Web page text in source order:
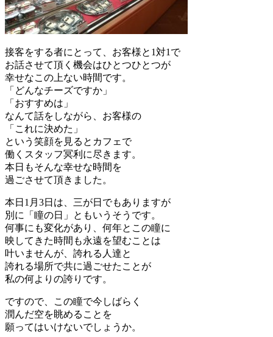
接客をする者にとって、お客様と1対1で
お話させて頂く機会はひとつひとつが
幸せなこの上ない時間です。
「どんなチーズですか」
「おすすめは」
なんて話をしながら、お客様の
「これに決めた」
という笑顔を見るとカフェで
働くスタッフ冥利に尽きます。
本日もそんな幸せな時間を
過ごさせて頂きました。
本日1月3日は、三が日でもありますが
別に「瞳の日」ともいうそうです。
何事にも変化があり、何年とこの瞳に
映してきた時間も永遠を望むことは
叶いませんが、誇れる人達と
誇れる場所で共に過ごせたことが
私の何よりの誇りです。
ですので、この瞳で今しばらく
潤んだ空を眺めることを
願ってはいけないでしょうか。